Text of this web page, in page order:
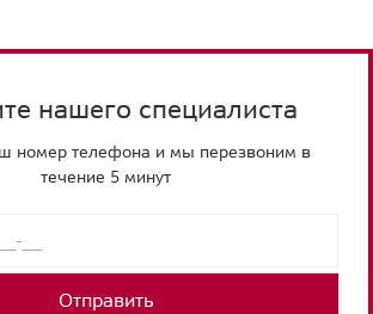
нашего специалиста
номер телефона и мы перезвоним в
течение 5 минут
Отправить